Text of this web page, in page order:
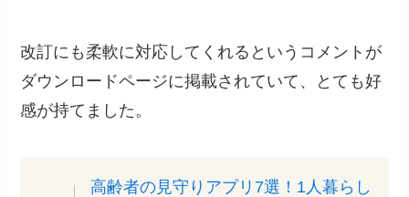
改訂にも柔軟に対応してくれるというコメントが
ダウンロードページに掲載されていて、とても好
感が持てました。
高齢者の見守りアプリ7選！1人暮らし